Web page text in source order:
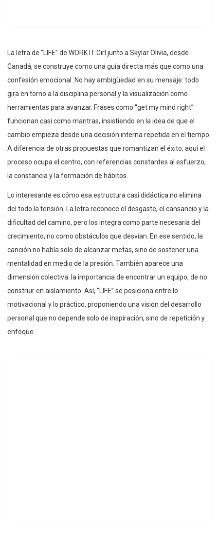
La letra de “LIFE” de WORK IT Girl junto a Skylar Olivia, desde
Canadá, se construye como una guía directa más que como una
confesión emocional. No hay ambigüedad en su mensaje: todo
gira en torno a la disciplina personal y la visualización como
herramientas para avanzar. Frases como “get my mind right”
funcionan casi como mantras, insistiendo en la idea de que el
cambio empieza desde una decisión interna repetida en el tiempo.
A diferencia de otras propuestas que romantizan el éxito, aquí el
proceso ocupa el centro, con referencias constantes al esfuerzo,
la constancia y la formación de hábitos.
Lo interesante es cómo esa estructura casi didáctica no elimina
del todo la tensión. La letra reconoce el desgaste, el cansancio y la
dificultad del camino, pero los integra como parte necesaria del
crecimiento, no como obstáculos que desvían. En ese sentido, la
canción no habla solo de alcanzar metas, sino de sostener una
mentalidad en medio de la presión. También aparece una
dimensión colectiva: la importancia de encontrar un equipo, de no
construir en aislamiento. Así, “LIFE” se posiciona entre lo
motivacional y lo práctico, proponiendo una visión del desarrollo
personal que no depende solo de inspiración, sino de repetición y
enfoque.